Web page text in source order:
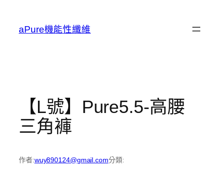
aPure機能性纖維
【L號】Pure5.5-高腰
三角褲
作者:wuy890124@gmail.com分類: